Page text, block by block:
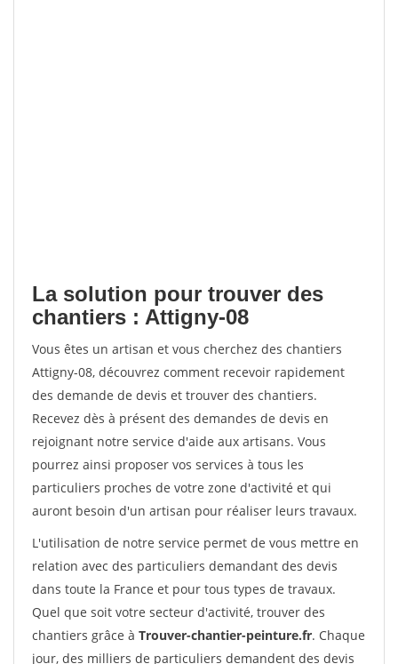
La solution pour trouver des
chantiers : Attigny-08
Vous êtes un artisan et vous cherchez des chantiers
Attigny-08, découvrez comment recevoir rapidement
des demande de devis et trouver des chantiers.
Recevez dès à présent des demandes de devis en
rejoignant notre service d'aide aux artisans. Vous
pourrez ainsi proposer vos services à tous les
particuliers proches de votre zone d'activité et qui
auront besoin d'un artisan pour réaliser leurs travaux.
L'utilisation de notre service permet de vous mettre en
relation avec des particuliers demandant des devis
dans toute la France et pour tous types de travaux.
Quel que soit votre secteur d'activité, trouver des
chantiers grâce à Trouver-chantier-peinture.fr. Chaque
jour, des milliers de particuliers demandent des devis